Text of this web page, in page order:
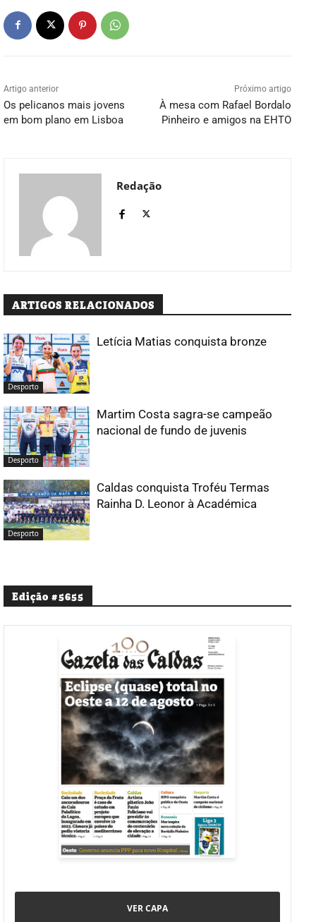
Artigo anterior
Os pelicanos mais jovens
em bom plano em Lisboa
Próximo artigo
À mesa com Rafael Bordalo
Pinheiro e amigos na EHTO
Redação
ARTIGOS RELACIONADOS
Desporto
Letícia Matias conquista bronze
Desporto
Martim Costa sagra-se campeão
nacional de fundo de juvenis
Desporto
Caldas conquista Troféu Termas
Rainha D. Leonor à Académica
Edição #5655
VER CAPA